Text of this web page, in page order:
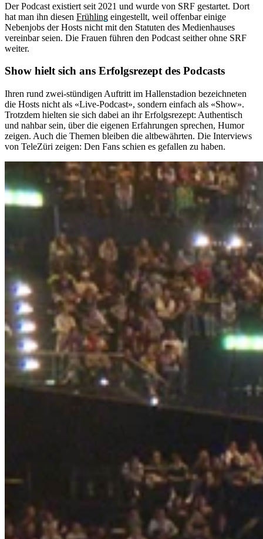
Der Podcast existiert seit 2021 und wurde von SRF gestartet. Dort
hat man ihn diesen Frühling eingestellt, weil offenbar einige
Nebenjobs der Hosts nicht mit den Statuten des Medienhauses
vereinbar seien. Die Frauen führen den Podcast seither ohne SRF
weiter.
Show hielt sich ans Erfolgsrezept des Podcasts
Ihren rund zwei-stündigen Auftritt im Hallenstadion bezeichneten
die Hosts nicht als «Live-Podcast», sondern einfach als «Show».
Trotzdem hielten sie sich dabei an ihr Erfolgsrezept: Authentisch
und nahbar sein, über die eigenen Erfahrungen sprechen, Humor
zeigen. Auch die Themen bleiben die altbewährten. Die Interviews
von TeleZüri zeigen: Den Fans schien es gefallen zu haben.